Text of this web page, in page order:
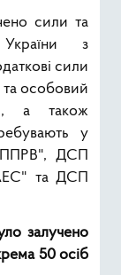
сили та
з
сили
та особовий
а також
у
ДСП
та ДСП
залучено
50 осіб